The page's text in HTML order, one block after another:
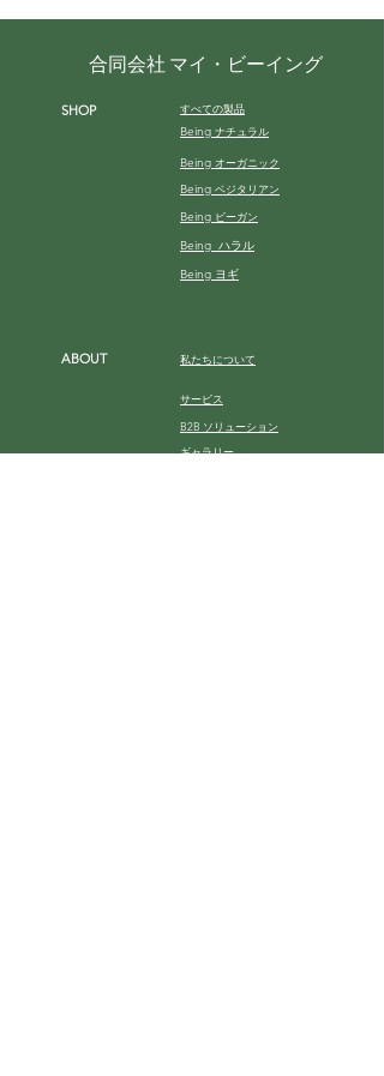
合同会社 マイ・ビーイング
SHOP すべての製品
Being ナチュラル
Being オーガニック
Being ベジタリアン
Being ビーガン
Being ハラル
Being ヨギ
ABOUT 私たちについて
サービス
B2B ソリューション
ギャラリー